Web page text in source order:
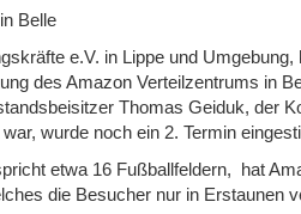
Belle
e.V. in Lippe und
des Amazon Verteilzentrums in
Thomas Geiduk, der
wurde noch ein 2. Termin
etwa 16 Fußballfeldern, hat
die Besucher nur in Erstaunen